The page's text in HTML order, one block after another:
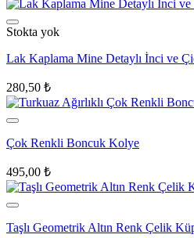
Stokta yok
Lak Kaplama Mine Detaylı İnci ve
280,50 ₺
Çok Renkli Boncuk Kolye
495,00 ₺
Taşlı Geometrik Altın Renk Çelik